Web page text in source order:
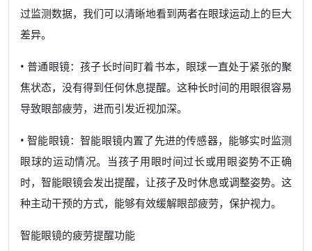
过监测数据，我们可以清晰地看到两者在眼球运动上的巨大
差异。
• 普通眼镜：孩子长时间盯着书本，眼球一直处于紧张的聚
焦状态，没有得到任何休息提醒。这种长时间的用眼很容易
导致眼部疲劳，进而引发近视加深。
• 智能眼镜：智能眼镜内置了先进的传感器，能够实时监测
眼球的运动情况。当孩子用眼时间过长或用眼姿势不正确
时，智能眼镜会发出提醒，让孩子及时休息或调整姿势。这
种主动干预的方式，能够有效缓解眼部疲劳，保护视力。
智能眼镜的疲劳提醒功能